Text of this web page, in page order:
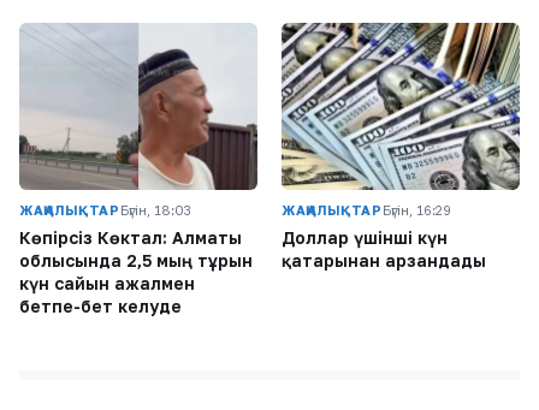
ЖАҢАЛЫҚТАР Бүгін, 18:03
Көпірсіз Көктaл: Алматы
облысында 2,5 мың тұрғын
күн сайын ажалмен
бетпе-бет келуде
ЖАҢАЛЫҚТАР Бүгін, 16:29
Доллар үшінші күн
қатарынан арзандады